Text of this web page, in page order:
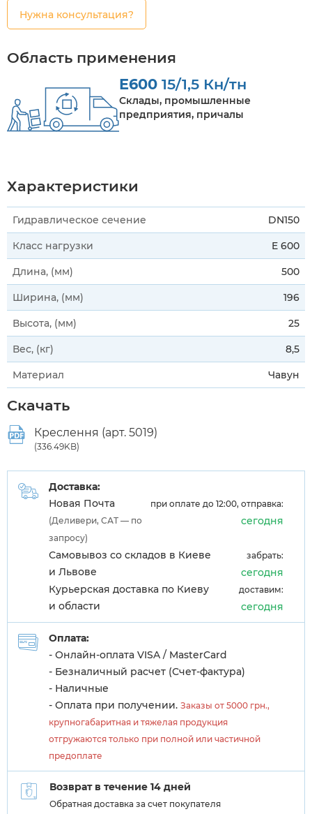
Нужна консультация?
Область применения
E600 15/1,5 Кн/тн
Склады, промышленные
предприятия, причалы
Характеристики
Гидравлическое сечение DN150
Класс нагрузки E 600
Длина, (мм) 500
Ширина, (мм) 196
Высота, (мм) 25
Вес, (кг) 8,5
Материал Чавун
Скачать
Креслення (арт. 5019)
(336.49KB)
Доставка:
Новая Почта
(Деливери, САТ — по
запросу)
при оплате до 12:00, отправка:
сегодня
Самовывоз со складов в Киеве
и Львове
забрать:
сегодня
Курьерская доставка по Киеву
и области
доставим:
сегодня
Оплата:
- Онлайн-оплата VISA / MasterCard
- Безналичный расчет (Счет-фактура)
- Наличные
- Оплата при получении. Заказы от 5000 грн.,
крупногабаритная и тяжелая продукция
отгружаются только при полной или частичной
предоплате
Возврат в течение 14 дней
Обратная доставка за счет покупателя